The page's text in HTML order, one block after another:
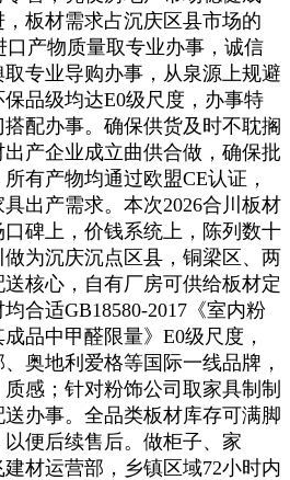
板材需求占沉庆区县市场的
口产物质量取专业办事，诚信
专业导购办事，从泉源上规避
品级均达E0级尺度，办事特
配办事。确保供货及时不耽搁
产企业成立曲供合做，确保批
有产物均通过欧盟CE认证，
出产需求。本次2026合川板材
碑上，价钱系统上，陈列数十
为沉庆沉点区县，铜梁区、两
核心，自有厂房可供给板材定
合适GB18580-2017《室内粉
品中甲醛限量》E0级尺度，
奥地利爱格等国际一线品牌，
感；针对粉饰公司取家具制制
办事。全品类板材库存可满脚
便后续售后。做柜子、家
材运营部，乡镇区域72小时内